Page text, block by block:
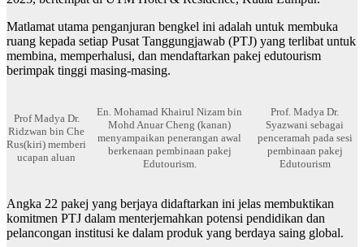
Matlamat utama penganjuran bengkel ini adalah untuk membuka
ruang kepada setiap Pusat Tanggungjawab (PTJ) yang terlibat untuk
membina, memperhalusi, dan mendaftarkan pakej edutourism
berimpak tinggi masing-masing.
Prof Madya Dr.
Ridzwan bin Che
Rus(kiri) memberi
ucapan aluan
En. Mohamad Khairul Nizam bin
Mohd Anuar Cheng (kanan)
menyampaikan penerangan awal
berkenaan pembinaan pakej
Edutourism.
Prof. Madya Dr.
Syazwani sebagai
penceramah pada sesi
pembinaan pakej
Edutourism
Angka 22 pakej yang berjaya didaftarkan ini jelas membuktikan
komitmen PTJ dalam menterjemahkan potensi pendidikan dan
pelancongan institusi ke dalam produk yang berdaya saing global.